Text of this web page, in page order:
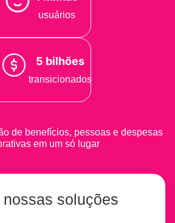
usuários
5 bilhões
transicionados
de benefícios, pessoas e despesas
em um só lugar
nossas soluções